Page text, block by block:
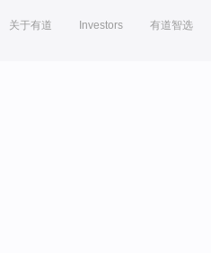
关于有道 Investors 有道智选